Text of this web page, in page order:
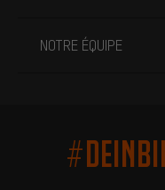
NOTRE ÉQUIPE